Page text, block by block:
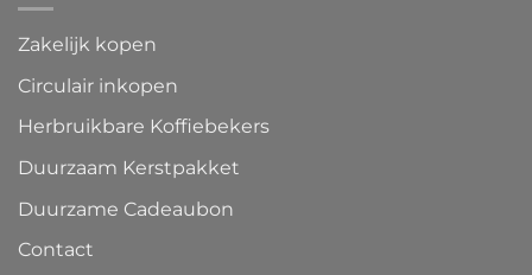
Zakelijk kopen
Circulair inkopen
Herbruikbare Koffiebekers
Duurzaam Kerstpakket
Duurzame Cadeaubon
Contact